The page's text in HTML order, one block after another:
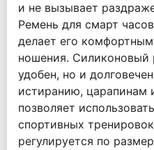
и не вызывает
Ремень для смарт
делает его
ношения. Силиконовый
удобен, но и
истиранию, царапинам
позволяет
спортивных
регулируется по